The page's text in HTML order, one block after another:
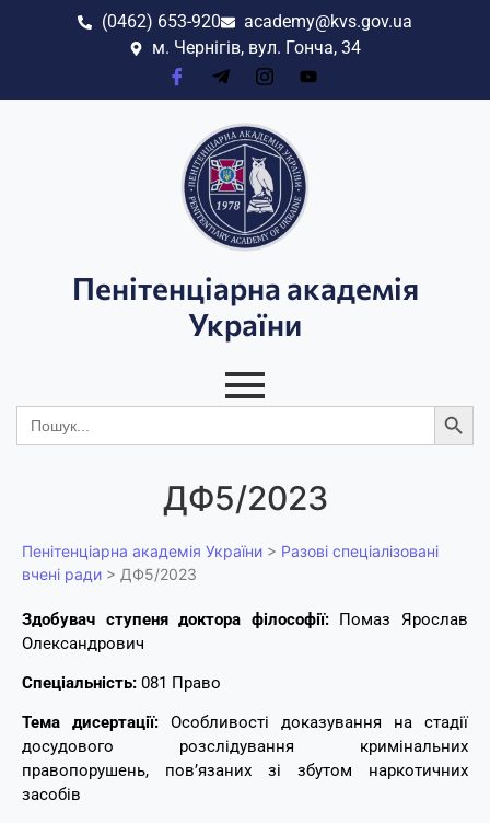
(0462) 653-920
academy@kvs.gov.ua
м. Чернігів, вул. Гонча, 34
Пенітенціарна академія
України
Search
for:
ДФ5/2023
Пенітенціарна академія України > Разові спеціалізовані
вчені ради > ДФ5/2023
Здобувач ступеня доктора філософії:Помаз Ярослав
Олександрович
Спеціальність: 081 Право
Тема дисертації: Особливості доказування на стадії
досудового розслідування кримінальних
правопорушень, пов’язаних зі збутом наркотичних
засобів